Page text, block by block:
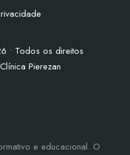
• Todos os direitos
Pierezan
e educacional. O